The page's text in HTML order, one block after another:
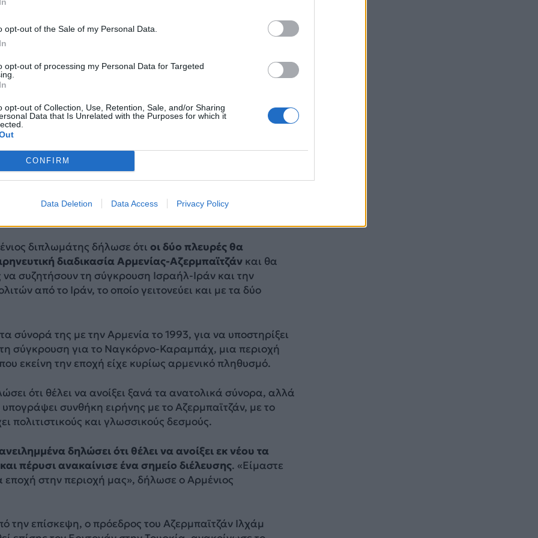
opt-out of the Sale of my Personal Data.
opt-out of processing my Personal Data for Targeted
opt-out of Collection, Use, Retention, Sale, and/or Sharing
Data that Is Unrelated with the Purposes for which it
CONFIRM
Data Deletion Data Access Privacy Policy
αποφύγει νέα σύγκρουση με το Αζερμπαϊτζάν
την εξομάλυνση των σχέσεων με την Τουρκία, θεωρώντας
για την Αρμενία, της οποίας οι σχέσεις με την
Ρωσία έχουν υποχωρήσει, να οικοδομήσει
δηλώσει ότι η Αρμενία δεν θα ασκεί πλέον πιέσεις για
μια παραχώρηση προς την Τουρκία που είναι
διπλωμάτης δήλωσε ότι οι δύο πλευρές θα
διαδικασία Αρμενίας-Αζερμπαϊτζάνκαι θα
συζητήσουν τη σύγκρουση Ισραήλ-Ιράν και την
από το Ιράν, το οποίο γειτονεύει και με τα δύο
σύνορά της με την Αρμενία το 1993, για να υποστηρίξει
σύγκρουση για το Ναγκόρνο-Καραμπάχ, μια περιοχή
εκείνη την εποχή είχε κυρίως αρμενικό πληθυσμό.
ότι θέλει να ανοίξει ξανά τα ανατολικά σύνορα, αλλά
συνθήκη ειρήνης με το Αζερμπαϊτζάν, με το
πολιτιστικούς και γλωσσικούς δεσμούς.
δηλώσει ότι θέλει να ανοίξει εκ νέου τα
πέρυσι ανακαίνισε ένα σημείο διέλευσης. «Είμαστε
εποχή στην περιοχή μας», δήλωσε ο Αρμένιος
την επίσκεψη, ο πρόεδρος του Αζερμπαϊτζάν Ιλχάμ